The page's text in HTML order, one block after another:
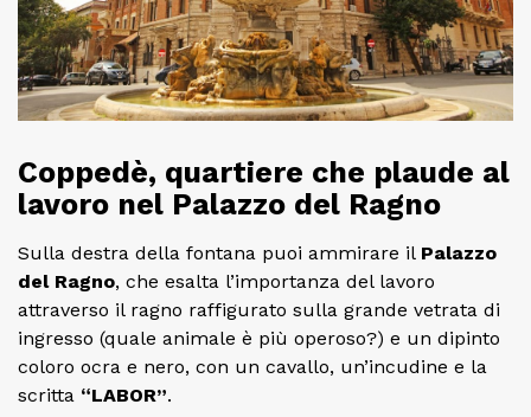
Coppedè, quartiere che plaude al
lavoro nel Palazzo del Ragno
Sulla destra della fontana puoi ammirare il Palazzo
del Ragno, che esalta l’importanza del lavoro
attraverso il ragno raffigurato sulla grande vetrata di
ingresso (quale animale è più operoso?) e un dipinto
coloro ocra e nero, con un cavallo, un’incudine e la
scritta “LABOR”.